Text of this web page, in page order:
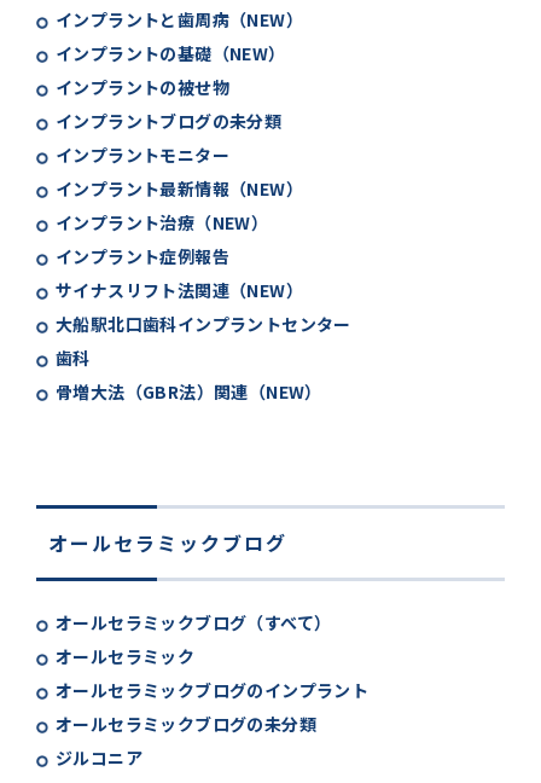
インプラントと歯周病（NEW）
インプラントの基礎（NEW）
インプラントの被せ物
インプラントブログの未分類
インプラントモニター
インプラント最新情報（NEW）
インプラント治療（NEW）
インプラント症例報告
サイナスリフト法関連（NEW）
大船駅北口歯科インプラントセンター
歯科
骨増大法（GBR法）関連（NEW）
オールセラミックブログ
オールセラミックブログ（すべて）
オールセラミック
オールセラミックブログのインプラント
オールセラミックブログの未分類
ジルコニア